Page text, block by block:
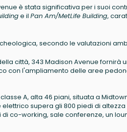
è stata significativa per i suoi
e il Pan Am/MetLife Building,
secondo le valutazioni
città, 343 Madison Avenue fornirà
con l'ampliamento delle aree
A, alta 46 piani, situata a
supera gli 800 piedi di
co-working, sale conferenze, un